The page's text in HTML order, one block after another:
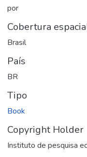
por
Cobertura
Brasil
País
BR
Tipo
Book
Copyright Holder
Instituto de pesquisa